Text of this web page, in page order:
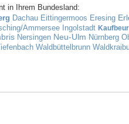
in Ihrem Bundesland:
Dachau Eittingermoos Eresing
Ammersee Ingolstadt
Nersingen Neu-Ulm Nürnberg
Waldbüttelbrunn